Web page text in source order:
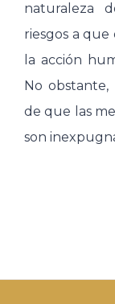
naturaleza
riesgos a
la acción
No obstante,
de que las
son